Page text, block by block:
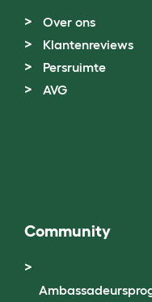
Over ons
Klantenreviews
Persruimte
AVG
Community